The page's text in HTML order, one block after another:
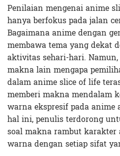
Penilaian mengenai anime
hanya berfokus pada jalan
Bagaimana anime dengan
membawa tema yang dekat
aktivitas sehari-hari.
makna lain mengapa
dalam anime slice of life
memberi makna mendalam
warna ekspresif pada
hal ini, penulis terdorong
soal makna rambut karakter
warna dengan setiap sifat